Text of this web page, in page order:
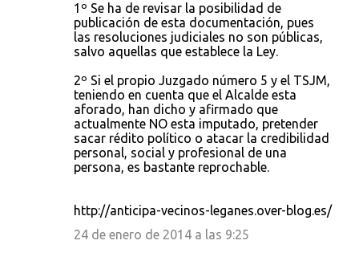
1º Se ha de revisar la posibilidad de
publicación de esta documentación, pues
las resoluciones judiciales no son públicas,
salvo aquellas que establece la Ley.
2º Si el propio Juzgado número 5 y el TSJM,
teniendo en cuenta que el Alcalde esta
aforado, han dicho y afirmado que
actualmente NO esta imputado, pretender
sacar rédito político o atacar la credibilidad
personal, social y profesional de una
persona, es bastante reprochable.
http://anticipa-vecinos-leganes.over-blog.es/
24 de enero de 2014 a las 9:25